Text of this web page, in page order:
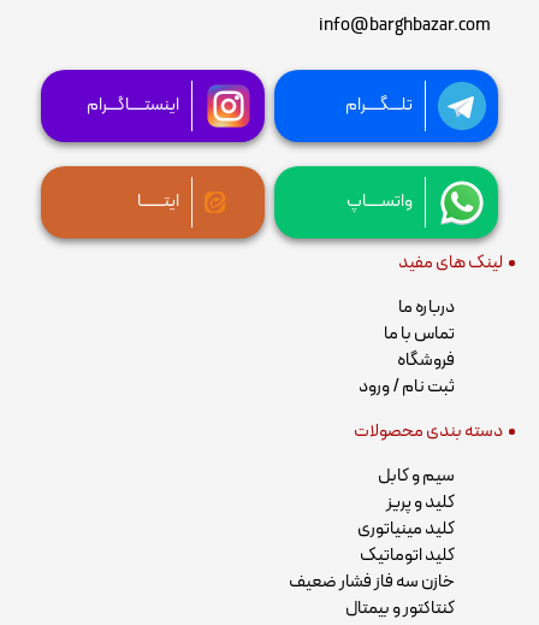
info@barghbazar.com
تلـــگــــرام اینستــــاگـــرام
واتســــاپ ایتــــــا
لینک های مفید
درباره ما
تماس با ما
فروشگاه
ثبت نام / ورود
دسته بندی محصولات
سیم و کابل
کلید و پریز
کلید مینیاتوری
کلید اتوماتیک
خازن سه فاز فشار ضعیف
کنتاکتور و بیمتال